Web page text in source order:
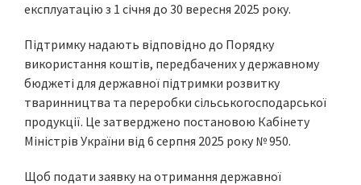
експлуатацію з 1 січня до 30 вересня 2025 року.
Підтримку надають відповідно до Порядку
використання коштів, передбачених у державному
бюджеті для державної підтримки розвитку
тваринництва та переробки сільськогосподарської
продукції. Це затверджено постановою Кабінету
Міністрів України від 6 серпня 2025 року № 950.
Щоб подати заявку на отримання державної